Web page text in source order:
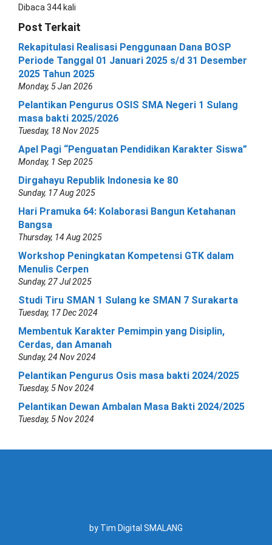
Dibaca 344 kali
Post Terkait
Rekapitulasi Realisasi Penggunaan Dana BOSP
Periode Tanggal 01 Januari 2025 s/d 31 Desember
2025 Tahun 2025
Monday, 5 Jan 2026
Pelantikan Pengurus OSIS SMA Negeri 1 Sulang
masa bakti 2025/2026
Tuesday, 18 Nov 2025
Apel Pagi “Penguatan Pendidikan Karakter Siswa”
Monday, 1 Sep 2025
Dirgahayu Republik Indonesia ke 80
Sunday, 17 Aug 2025
Hari Pramuka 64: Kolaborasi Bangun Ketahanan
Bangsa
Thursday, 14 Aug 2025
Workshop Peningkatan Kompetensi GTK dalam
Menulis Cerpen
Sunday, 27 Jul 2025
Studi Tiru SMAN 1 Sulang ke SMAN 7 Surakarta
Tuesday, 17 Dec 2024
Membentuk Karakter Pemimpin yang Disiplin,
Cerdas, dan Amanah
Sunday, 24 Nov 2024
Pelantikan Pengurus Osis masa bakti 2024/2025
Tuesday, 5 Nov 2024
Pelantikan Dewan Ambalan Masa Bakti 2024/2025
Tuesday, 5 Nov 2024
by Tim Digital SMALANG